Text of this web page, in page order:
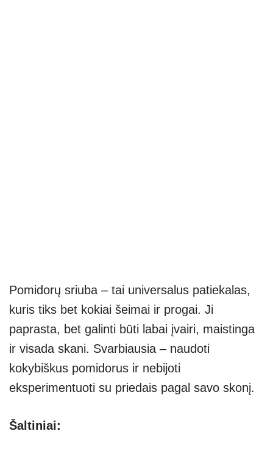
Pomidorų sriuba – tai universalus patiekalas,
kuris tiks bet kokiai šeimai ir progai. Ji
paprasta, bet galinti būti labai įvairi, maistinga
ir visada skani. Svarbiausia – naudoti
kokybiškus pomidorus ir nebijoti
eksperimentuoti su priedais pagal savo skonį.
Šaltiniai: